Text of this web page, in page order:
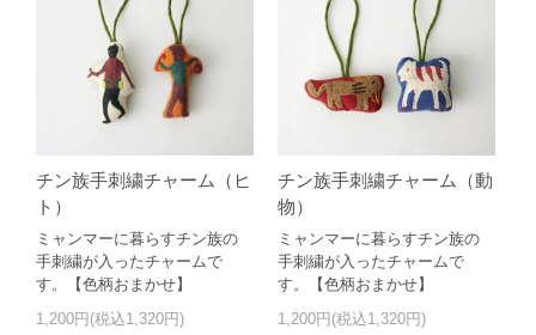
チン族手刺繍チャーム（ヒ
ト）
ミャンマーに暮らすチン族の
手刺繍が入ったチャームで
す。【色柄おまかせ】
1,200円(税込1,320円)
チン族手刺繍チャーム（動
物）
ミャンマーに暮らすチン族の
手刺繍が入ったチャームで
す。【色柄おまかせ】
1,200円(税込1,320円)